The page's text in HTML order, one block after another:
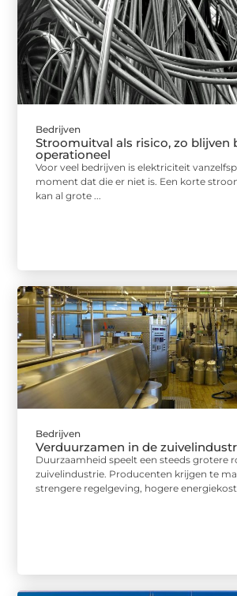
Bedrijven
Stroomuitval als risico, zo blijven
operationeel
Voor veel bedrijven is elektriciteit
moment dat die er niet is. Een korte
kan al grote ...
Bedrijven
Verduurzamen in de
Duurzaamheid speelt een steeds grotere
zuivelindustrie. Producenten krijgen te
strengere regelgeving, hogere